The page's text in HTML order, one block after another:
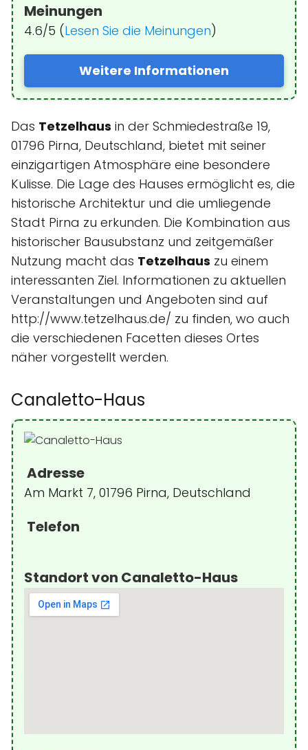
Meinungen
4.6/5 (Lesen Sie die Meinungen)
Weitere Informationen
Das Tetzelhaus in der Schmiedestraße 19,
01796 Pirna, Deutschland, bietet mit seiner
einzigartigen Atmosphäre eine besondere
Kulisse. Die Lage des Hauses ermöglicht es, die
historische Architektur und die umliegende
Stadt Pirna zu erkunden. Die Kombination aus
historischer Bausubstanz und zeitgemäßer
Nutzung macht das Tetzelhaus zu einem
interessanten Ziel. Informationen zu aktuellen
Veranstaltungen und Angeboten sind auf
http://www.tetzelhaus.de/ zu finden, wo auch
die verschiedenen Facetten dieses Ortes
näher vorgestellt werden.
Canaletto-Haus
Adresse
Am Markt 7, 01796 Pirna, Deutschland
Telefon
Standort von Canaletto-Haus